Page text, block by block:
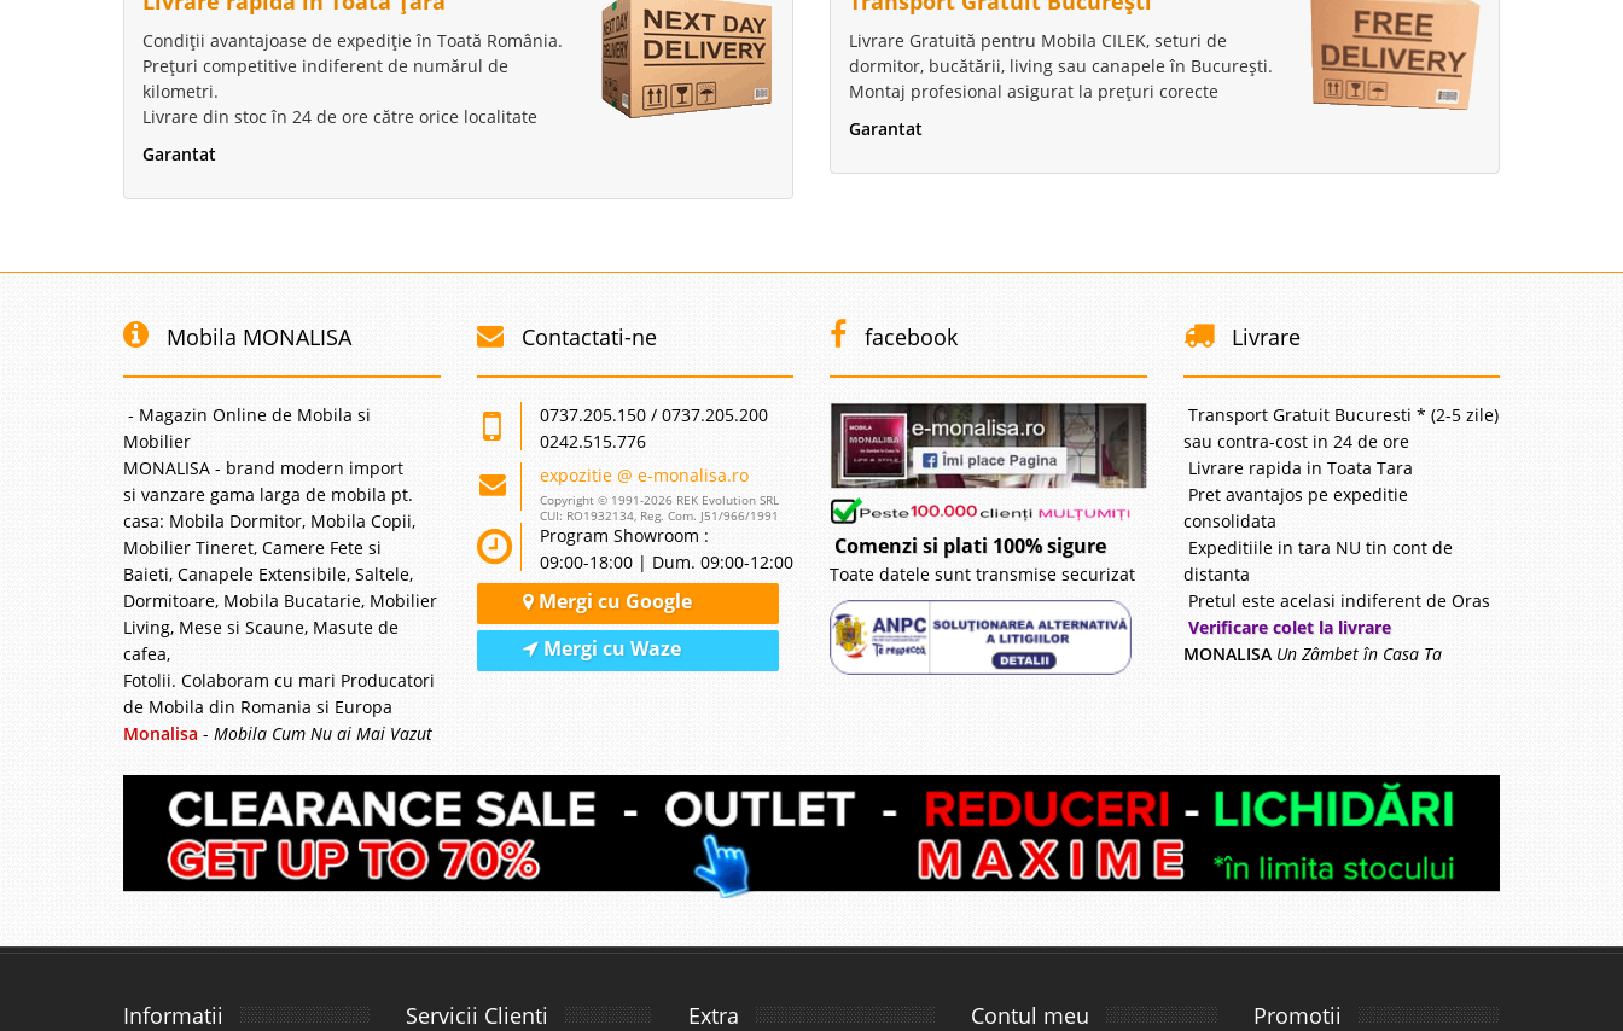
Condiții avantajoase de expediție în Toată România.
Prețuri competitive indiferent de numărul de
kilometri.
Livrare din stoc în 24 de ore către orice localitate
Garantat
Livrare Gratuită pentru Mobila CILEK, seturi de
dormitor, bucătării, living sau canapele în București.
Montaj profesional asigurat la prețuri corecte
Garantat
Mobila MONALISA
- Magazin Online de Mobila si
Mobilier
MONALISA - brand modern import
si vanzare gama larga de mobila pt.
casa: Mobila Dormitor, Mobila Copii,
Mobilier Tineret, Camere Fete si
Baieti, Canapele Extensibile, Saltele,
Dormitoare, Mobila Bucatarie, Mobilier
Living, Mese si Scaune, Masute de
cafea,
Fotolii. Colaboram cu mari Producatori
de Mobila din Romania si Europa
Monalisa - Mobila Cum Nu ai Mai Vazut
Contactati-ne
0737.205.150 / 0737.205.200
0242.515.776
expozitie @ e-monalisa.ro
Copyright © 1991-2026 REK Evolution SRL
CUI: RO1932134, Reg. Com. J51/966/1991
Program Showroom :
09:00-18:00 | Dum. 09:00-12:00
Mergi cu Google
Mergi cu Waze
facebook
Comenzi si plati 100% sigure
Toate datele sunt transmise securizat
Livrare
Transport Gratuit Bucuresti * (2-5 zile)
sau contra-cost in 24 de ore
Livrare rapida in Toata Tara
Pret avantajos pe expeditie
consolidata
Expeditiile in tara NU tin cont de
distanta
Pretul este acelasi indiferent de Oras
Verificare colet la livrare
MONALISA Un Zâmbet în Casa Ta
Informatii Servicii Clienti Extra Contul meu Promotii